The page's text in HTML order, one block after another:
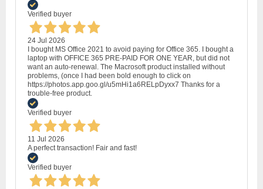
Verified buyer
24 Jul 2026
I bought MS Office 2021 to avoid paying for Office 365. I bought a
laptop with OFFICE 365 PRE-PAID FOR ONE YEAR, but did not
want an auto-renewal. The Macrosoft product installed without
problems, (once I had been bold enough to click on
https://photos.app.goo.gl/u5mHi1a6RELpDyxx7 Thanks for a
trouble-free product.
Verified buyer
11 Jul 2026
A perfect transaction! Fair and fast!
Verified buyer